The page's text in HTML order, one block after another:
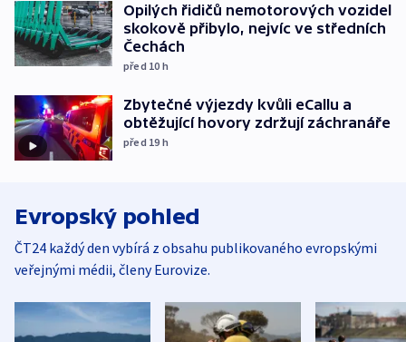
Opilých řidičů nemotorových vozidel
skokově přibylo, nejvíc ve středních
Čechách
před 10 h
Zbytečné výjezdy kvůli eCallu a
obtěžující hovory zdržují záchranáře
před 19 h
Evropský pohled
ČT24 každý den vybírá z obsahu publikovaného evropskými
veřejnými médii, členy Eurovize.